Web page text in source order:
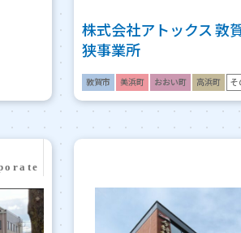
株式会社アトックス 敦
狭事業所
敦賀市 美浜町 おおい町 高浜町 そ